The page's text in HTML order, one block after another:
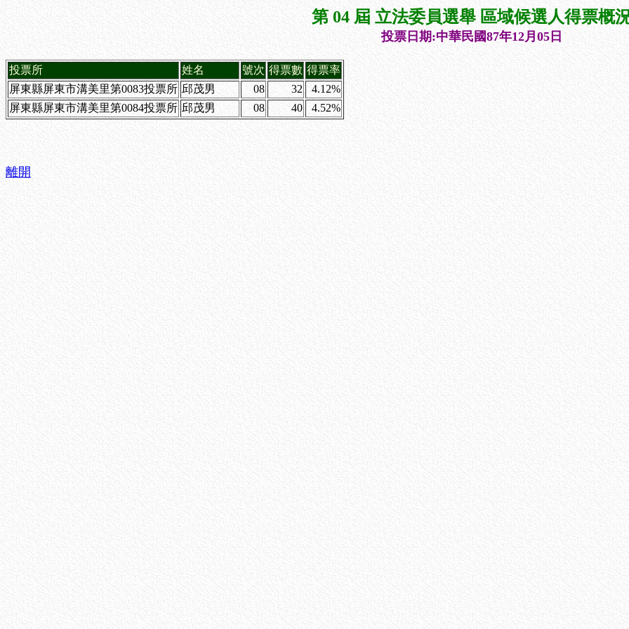
第 04 屆 立法委員選舉 區域候選人得票概
投票日期:中華民國87年12月05日
投票所 姓名 號次 得票數 得票率
屏東縣屏東市溝美里第0083投票所 邱茂男 08 32
4.12%
屏東縣屏東市溝美里第0084投票所 邱茂男 08 40 4.52%
離開